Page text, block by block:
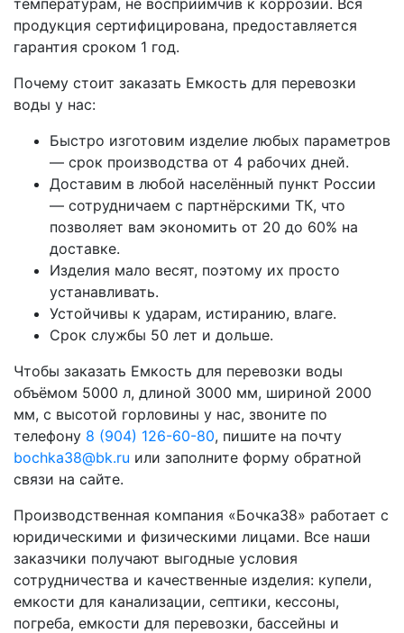
продукция сертифицирована, предоставляется
гарантия сроком 1 год.
Почему стоит заказать Емкость для перевозки
воды у нас:
Быстро изготовим изделие любых параметров
— срок производства от 4 рабочих дней.
Доставим в любой населённый пункт России
— сотрудничаем с партнёрскими ТК, что
позволяет вам экономить от 20 до 60% на
доставке.
Изделия мало весят, поэтому их просто
устанавливать.
Устойчивы к ударам, истиранию, влаге.
Срок службы 50 лет и дольше.
Чтобы заказать Емкость для перевозки воды
объёмом 5000 л, длиной 3000 мм, шириной 2000
мм, с высотой горловины у нас, звоните по
телефону 8 (904) 126-60-80, пишите на почту
bochka38@bk.ru или заполните форму обратной
связи на сайте.
Производственная компания «Бочка38» работает с
юридическими и физическими лицами. Все наши
заказчики получают выгодные условия
сотрудничества и качественные изделия: купели,
емкости для канализации, септики, кессоны,
погреба, емкости для перевозки, бассейны и